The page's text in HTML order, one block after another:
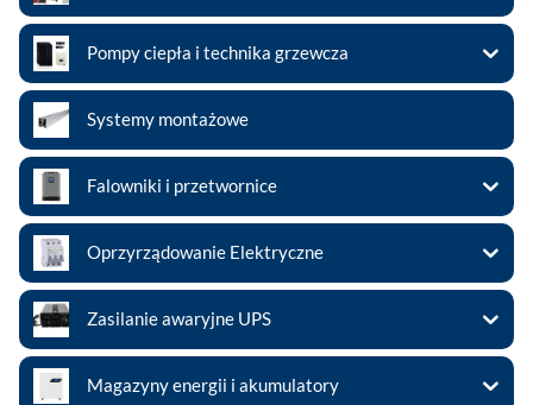
Pompy ciepła i technika grzewcza
Systemy montażowe
Falowniki i przetwornice
Oprzyrządowanie Elektryczne
Zasilanie awaryjne UPS
Magazyny energii i akumulatory